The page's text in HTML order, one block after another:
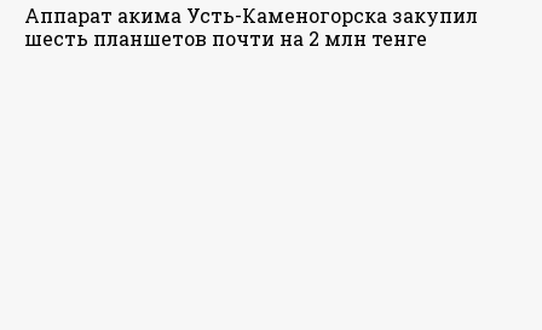
Аппарат акима Усть-Каменогорска закупил
шесть планшетов почти на 2 млн тенге